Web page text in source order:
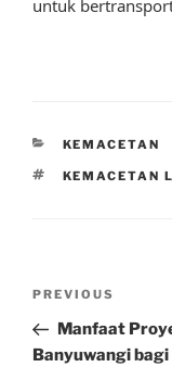
untuk
CATEGORIES
KEMACETAN
TAGS
KEMACETAN
Previous
Post
PREVIOUS
Manfaat
Banyuwangi